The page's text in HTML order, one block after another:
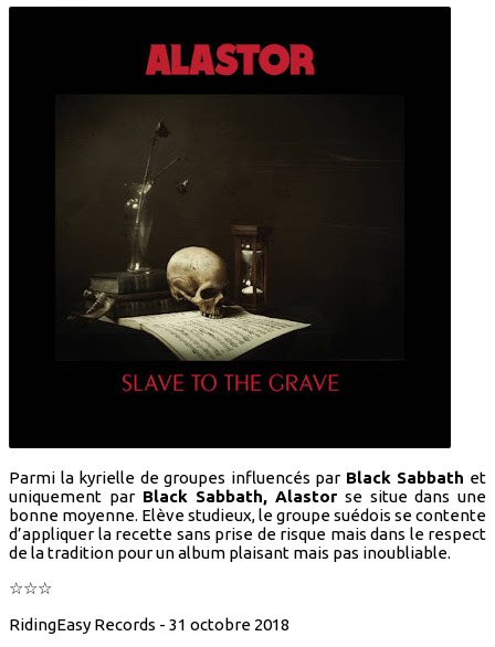
Parmi la kyrielle de groupes influencés par Black Sabbath et
uniquement par Black Sabbath, Alastor se situe dans une
bonne moyenne. Elève studieux, le groupe suédois se contente
d’appliquer la recette sans prise de risque mais dans le respect
de la tradition pour un album plaisant mais pas inoubliable.
☆☆☆
RidingEasy Records - 31 octobre 2018